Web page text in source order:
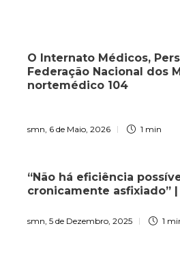
O Internato Médicos,
Federação Nacional dos
nortemédico 104
smn, 6 de Maio, 2026 1 min
“Não há eficiência
cronicamente asfixiado”
smn, 5 de Dezembro, 2025 1